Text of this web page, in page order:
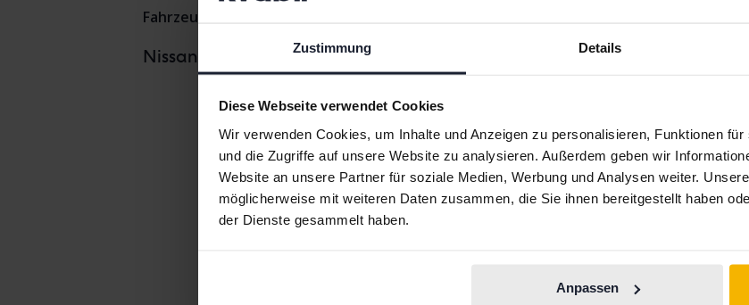
Zustimmung Details
Diese Webseite verwendet Cookies
Wir verwenden Cookies, um Inhalte und Anzeigen zu personalisieren, Funktionen
und die Zugriffe auf unsere Website zu analysieren. Außerdem geben wir
Website an unsere Partner für soziale Medien, Werbung und Analysen weiter.
möglicherweise mit weiteren Daten zusammen, die Sie ihnen bereitgestellt haben
der Dienste gesammelt haben.
Anpassen
Fahrzeuge
NissanModelle
Nissan Juke
Nissan Micra